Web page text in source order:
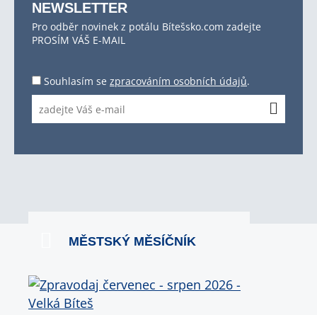
NEWSLETTER
Pro odběr novinek z potálu Bítešsko.com zadejte
PROSÍM VÁŠ E-MAIL
Souhlasím se zpracováním osobních údajů.
MĚSTSKÝ MĚSÍČNÍK